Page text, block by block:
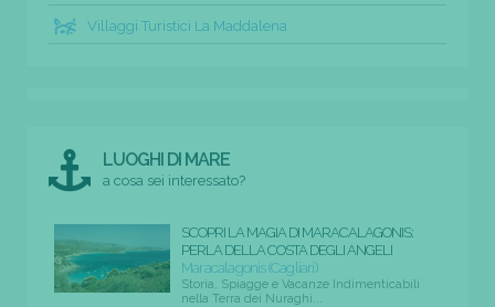
Villaggi Turistici La Maddalena
LUOGHI DI MARE
a cosa sei interessato?
SCOPRI LA MAGIA DI MARACALAGONIS:
PERLA DELLA COSTA DEGLI ANGELI
Maracalagonis (Cagliari)
Storia, Spiagge e Vacanze Indimenticabili
nella Terra dei Nuraghi...